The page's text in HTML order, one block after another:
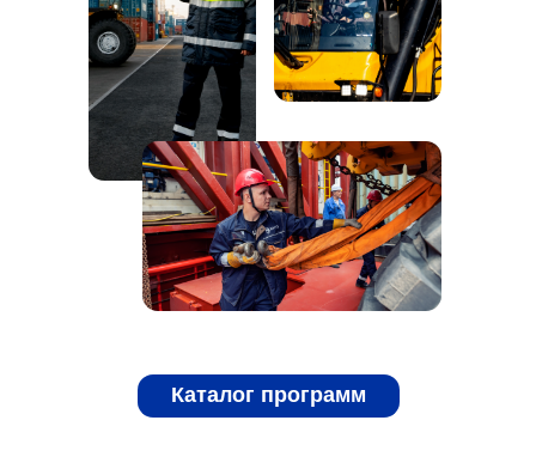
Каталог программ